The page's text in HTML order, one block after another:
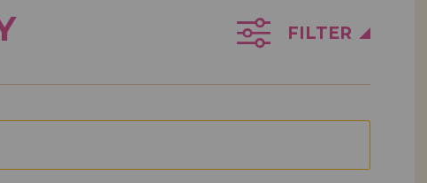
oder ein Unternehmen? Möchten Sie unsere Produkte in
Verkaufsbedingungen mit speziellen Rabatten für
FILTER